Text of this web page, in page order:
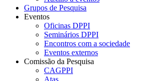
Grupos de Pesquisa
Eventos
Oficinas DPPI
Seminários DPPI
Encontros com a sociedade
Eventos externos
Comissão da Pesquisa
CAGPPI
Atas